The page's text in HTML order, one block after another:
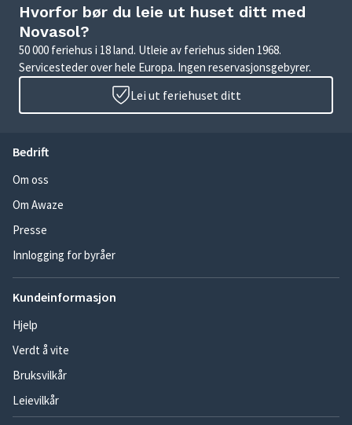
Hvorfor bør du leie ut huset ditt med
Novasol?
50 000 feriehus i 18 land. Utleie av feriehus siden 1968.
Servicesteder over hele Europa. Ingen reservasjonsgebyrer.
Lei ut feriehuset ditt
Bedrift
Om oss
Om Awaze
Presse
Innlogging for byråer
Kundeinformasjon
Hjelp
Verdt å vite
Bruksvilkår
Leievilkår